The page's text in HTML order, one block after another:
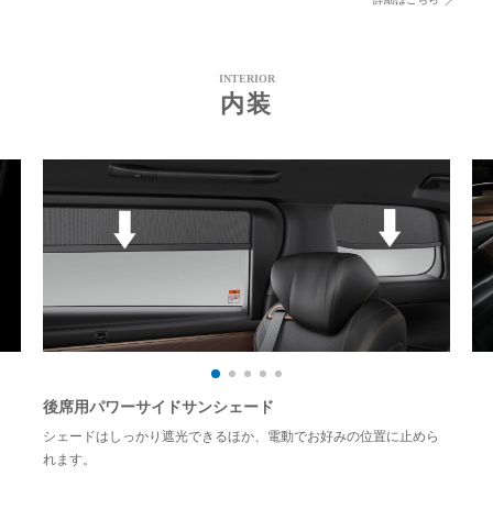
INTERIOR
内装
後席用パワーサイドサンシェード
シェードはしっかり遮光できるほか、電動でお好みの位置に止めら
れます。